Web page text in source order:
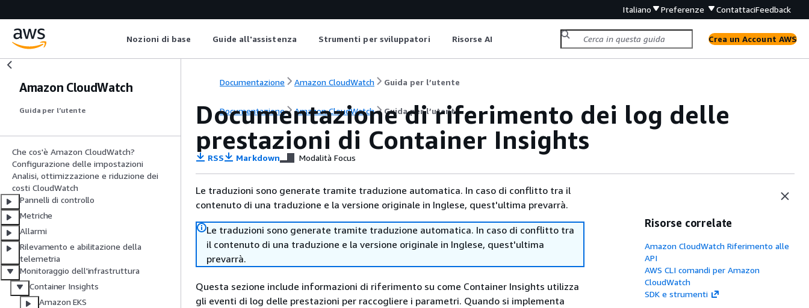
Italiano Preferenze ContattaciFeedback
Nozioni di base Guide all'assistenza Strumenti per sviluppatori Risorse AI Crea un Account AWS
Amazon CloudWatch
Guida per l’utente
Che cos'è Amazon CloudWatch?
Configurazione delle impostazioni
Analisi, ottimizzazione e riduzione dei
costi CloudWatch
Pannelli di controllo
Metriche
Allarmi
Rilevamento e abilitazione della
telemetria
Monitoraggio dell'infrastruttura
Container Insights
Amazon EKS
Documentazione Amazon CloudWatch Guida per l’utente
Documentazione Amazon CloudWatch Guida per l’utente
Documentazione di riferimento dei log delle
prestazioni di Container Insights
RSS Markdown Modalità Focus
Le traduzioni sono generate tramite traduzione automatica. In caso di conflitto tra il
contenuto di una traduzione e la versione originale in Inglese, quest'ultima prevarrà.
Le traduzioni sono generate tramite traduzione automatica. In caso di conflitto tra
il contenuto di una traduzione e la versione originale in Inglese, quest'ultima
prevarrà.
Questa sezione include informazioni di riferimento su come Container Insights utilizza
gli eventi di log delle prestazioni per raccogliere i parametri. Quando si implementa
Risorse correlate
Amazon CloudWatch Riferimento alle
API
AWS CLI comandi per Amazon
CloudWatch
SDK e strumenti